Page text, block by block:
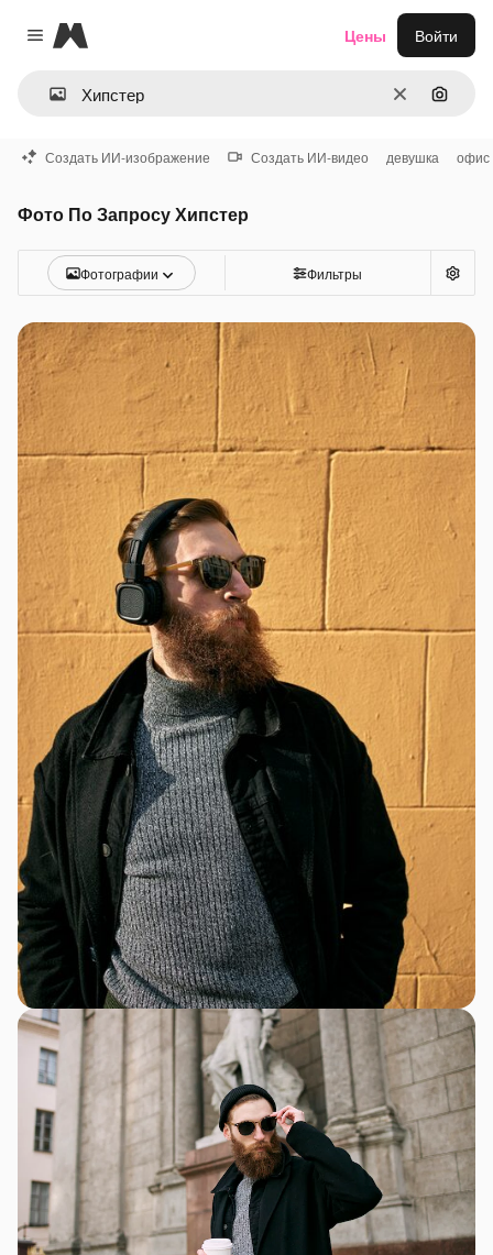
Close menu
Magnific
ОчиститьПоиск
Цены Войти
Создать ИИ-изображение Создать ИИ-видео девушка офис
Фото По Запросу Хипстер
Фотографии Фильтры